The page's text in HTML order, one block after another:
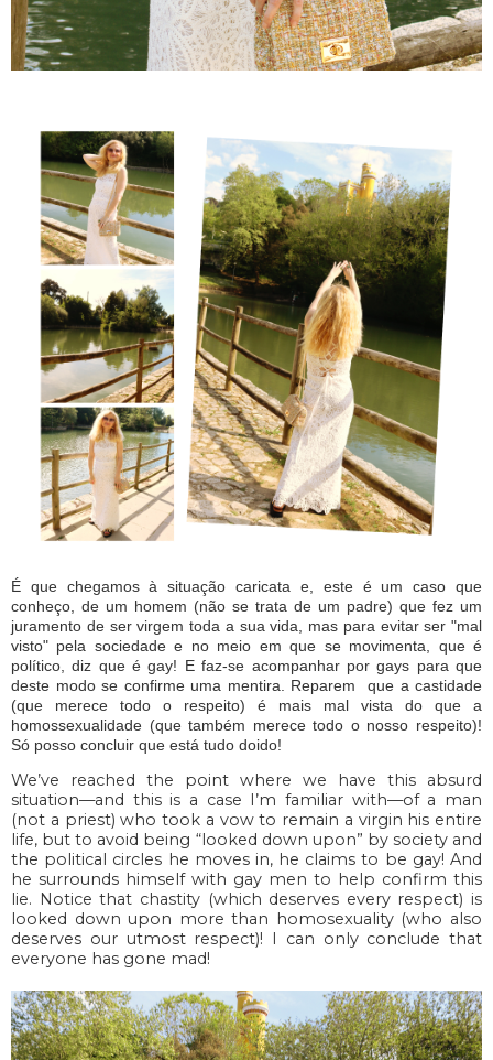
É que chegamos à situação caricata e, este é um caso que
conheço, de um homem (não se trata de um padre) que fez um
juramento de ser virgem toda a sua vida, mas para evitar ser "mal
visto" pela sociedade e no meio em que se movimenta, que é
político, diz que é gay! E faz-se acompanhar por gays para que
deste modo se confirme uma mentira. Reparem que a castidade
(que merece todo o respeito) é mais mal vista do que a
homossexualidade (que também merece todo o nosso respeito)!
Só posso concluir que está tudo doido!
We’ve reached the point where we have this absurd
situation—and this is a case I’m familiar with—of a man
(not a priest) who took a vow to remain a virgin his entire
life, but to avoid being “looked down upon” by society and
the political circles he moves in, he claims to be gay! And
he surrounds himself with gay men to help confirm this
lie. Notice that chastity (which deserves every respect) is
looked down upon more than homosexuality (who also
deserves our utmost respect)!
I can only conclude that
everyone has gone mad!